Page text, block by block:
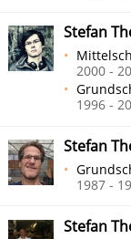
Stefan
2000 -
1996 -
Stefan
1987 -
Stefan